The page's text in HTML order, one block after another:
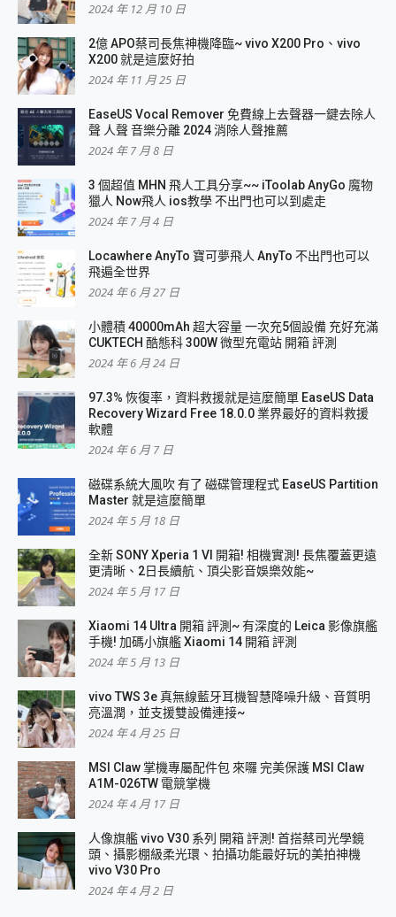
2024 年 12 月 10 日
2億 APO蔡司長焦神機降臨~ vivo X200 Pro、vivo
X200 就是這麼好拍
2024 年 11 月 25 日
EaseUS Vocal Remover 免費線上去聲器一鍵去除人
聲 人聲 音樂分離 2024 消除人聲推薦
2024 年 7 月 8 日
3 個超值 MHN 飛人工具分享~~ iToolab AnyGo 魔物
獵人 Now飛人 ios教學 不出門也可以到處走
2024 年 7 月 4 日
Locawhere AnyTo 寶可夢飛人 AnyTo 不出門也可以
飛遍全世界
2024 年 6 月 27 日
小體積 40000mAh 超大容量 一次充5個設備 充好充滿
CUKTECH 酷態科 300W 微型充電站 開箱 評測
2024 年 6 月 24 日
97.3% 恢復率，資料救援就是這麼簡單 EaseUS Data
Recovery Wizard Free 18.0.0 業界最好的資料救援
軟體
2024 年 6 月 7 日
磁碟系統大風吹 有了 磁碟管理程式 EaseUS Partition
Master 就是這麼簡單
2024 年 5 月 18 日
全新 SONY Xperia 1 VI 開箱! 相機實測! 長焦覆蓋更遠
更清晰、2日長續航、頂尖影音娛樂效能~
2024 年 5 月 17 日
Xiaomi 14 Ultra 開箱 評測~ 有深度的 Leica 影像旗艦
手機! 加碼小旗艦 Xiaomi 14 開箱 評測
2024 年 5 月 13 日
vivo TWS 3e 真無線藍牙耳機智慧降噪升級、音質明
亮溫潤，並支援雙設備連接~
2024 年 4 月 25 日
MSI Claw 掌機專屬配件包 來囉 完美保護 MSI Claw
A1M-026TW 電競掌機
2024 年 4 月 17 日
人像旗艦 vivo V30 系列 開箱 評測! 首搭蔡司光學鏡
頭、攝影棚級柔光環、拍攝功能最好玩的美拍神機
vivo V30 Pro
2024 年 4 月 2 日